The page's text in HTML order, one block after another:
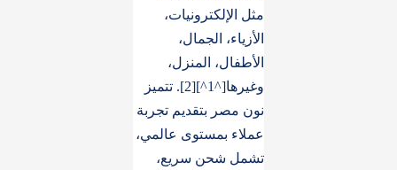
مثل الإلكترونيات،
الأزياء، الجمال،
الأطفال، المنزل،
وغيرها[^1^][2]. تتميز
نون مصر بتقديم تجربة
عملاء بمستوى عالمي،
تشمل شحن سريع،